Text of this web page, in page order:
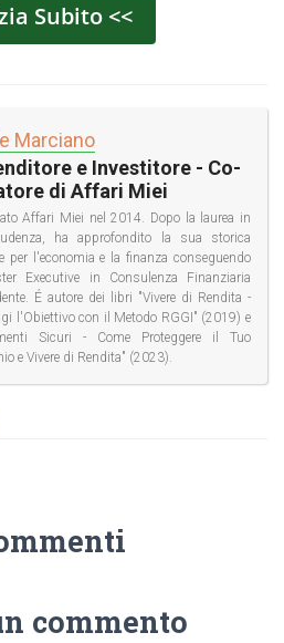
Subito <<
Marciano
e Investitore - Co-
di Affari Miei
Affari Miei nel 2014. Dopo la laurea in
ha approfondito la sua storica
per l'economia e la finanza conseguendo
Executive in Consulenza Finanziaria
É autore dei libri "Vivere di Rendita -
l'Obiettivo con il Metodo RGGI" (2019) e
Sicuri - Come Proteggere il Tuo
e Vivere di Rendita" (2023).
commento